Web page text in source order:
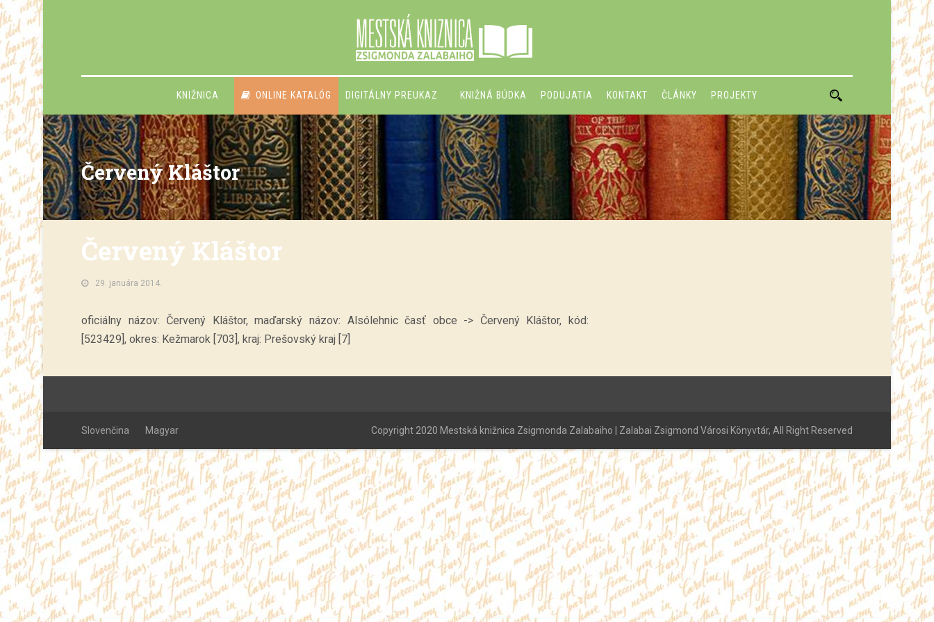
KNIŽNICA ONLINE KATALÓG DIGITÁLNY PREUKAZ KNIŽNÁ BÚDKA PODUJATIA KONTAKT ČLÁNKY PROJEKTY
Červený Kláštor
Červený Kláštor
29. januára 2014.
oficiálny názov: Červený Kláštor, maďarský názov: Alsólehnic časť obce -> Červený Kláštor, kód:
[523429], okres: Kežmarok [703], kraj: Prešovský kraj [7]
Slovenčina Magyar Copyright 2020 Mestská knižnica Zsigmonda Zalabaiho | Zalabai Zsigmond Városi Könyvtár, All Right Reserved